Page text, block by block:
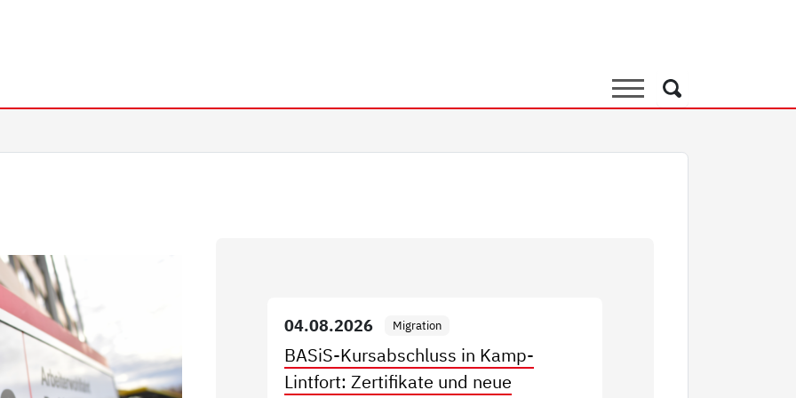
Suche
Suche
04.08.2026 Migration
BASiS-Kursabschluss in Kamp-
Lintfort: Zertifikate und neue